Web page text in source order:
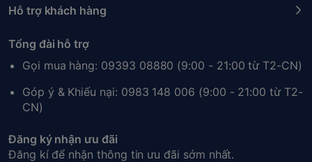
Hỗ trợ khách hàng
Tổng đài hỗ trợ
Gọi mua hàng: 09393 08880 (9:00 - 21:00 từ T2-CN)
Góp ý & Khiếu nại: 0983 148 006 (9:00 - 21:00 từ T2-
CN)
Đăng ký nhận ưu đãi
Đăng kí để nhận thông tin ưu đãi sớm nhất.